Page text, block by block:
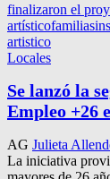
finalizaron el
artísticofamilias
artistico
Locales
Se lanzó la
Empleo +26
AG Julieta
La iniciativa